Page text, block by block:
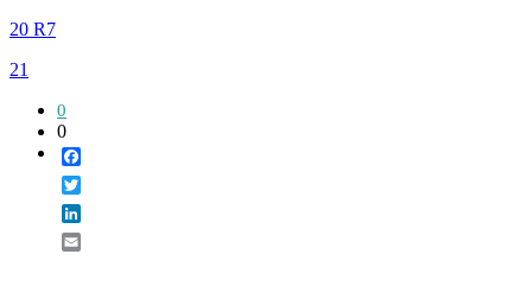
20 R7
21
0
0